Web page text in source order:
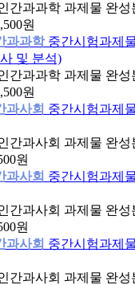
간과과학 과제물 완
원
과과학 중간시험과제
및 분석)
간과과학 과제물 완
원
과사회 중간시험과제
간과사회 과제물 완
원
과사회 중간시험과제
간과사회 과제물 완
원
과사회 중간시험과제
간과사회 과제물 완